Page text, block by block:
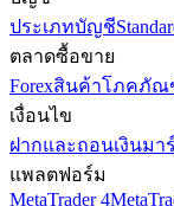
ประเภทบัญชี
ตลาดซื้อขาย
Forexสินค้าโภคภัณ
เงื่อนไข
ฝากและถอนเงินมา
แพลตฟอร์ม
MetaTrader 4